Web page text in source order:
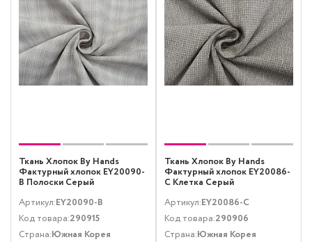
Ткань Хлопок By Hands
Фактурный хлопок EY20090-
B Полоски Серый
Артикул:EY20090-B
Код товара:290915
Страна:Южная Корея
Ткань Хлопок By Hands
Фактурный хлопок EY20086-
C Клетка Серый
Артикул:EY20086-C
Код товара:290906
Страна:Южная Корея